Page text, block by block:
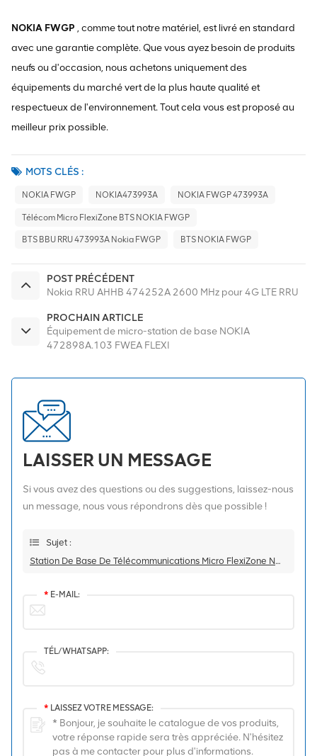
NOKIA FWGP , comme tout notre matériel, est livré en standard
avec une garantie complète. Que vous ayez besoin de produits
neufs ou d'occasion, nous achetons uniquement des
équipements du marché vert de la plus haute qualité et
respectueux de l'environnement. Tout cela vous est proposé au
meilleur prix possible.
MOTS CLÉS :
NOKIA FWGP NOKIA473993A NOKIA FWGP 473993A
Télécom Micro FlexiZone BTS NOKIA FWGP
BTS BBU RRU 473993A Nokia FWGP BTS NOKIA FWGP
POST PRÉCÉDENT
Nokia RRU AHHB 474252A 2600 MHz pour 4G LTE RRU
PROCHAIN ARTICLE
Équipement de micro-station de base NOKIA
472898A.103 FWEA FLEXI
LAISSER UN MESSAGE
Si vous avez des questions ou des suggestions, laissez-nous
un message, nous vous répondrons dès que possible !
Sujet :
Station De Base De Télécommunications Micro FlexiZone NOKIA FWGP 473993A
* E-MAIL:
TÉL/WHATSAPP:
* LAISSEZ VOTRE MESSAGE: